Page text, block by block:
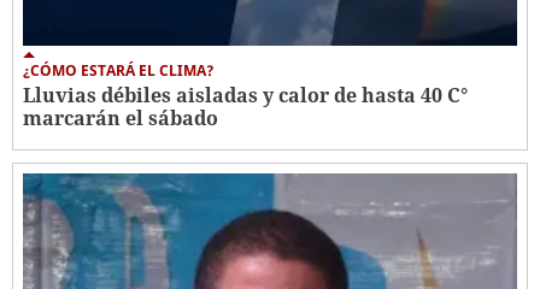
¿CÓMO ESTARÁ EL CLIMA?
Lluvias débiles aisladas y calor de hasta 40 C°
marcarán el sábado